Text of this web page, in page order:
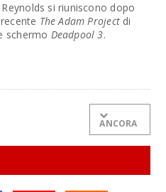
si riuniscono dopo
The Adam Projectdi
schermo Deadpool 3.
ANCORA